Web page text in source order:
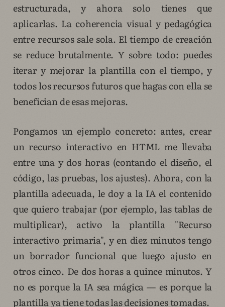
estructurada, y ahora solo tienes que
aplicarlas. La coherencia visual y pedagógica
entre recursos sale sola. El tiempo de creación
se reduce brutalmente. Y sobre todo: puedes
iterar y mejorar la plantilla con el tiempo, y
todos los recursos futuros que hagas con ella se
benefician de esas mejoras.
Pongamos un ejemplo concreto: antes, crear
un recurso interactivo en HTML me llevaba
entre una y dos horas (contando el diseño, el
código, las pruebas, los ajustes). Ahora, con la
plantilla adecuada, le doy a la IA el contenido
que quiero trabajar (por ejemplo, las tablas de
multiplicar), activo la plantilla "Recurso
interactivo primaria", y en diez minutos tengo
un borrador funcional que luego ajusto en
otros cinco. De dos horas a quince minutos. Y
no es porque la IA sea mágica — es porque la
plantilla ya tiene todas las decisiones tomadas.